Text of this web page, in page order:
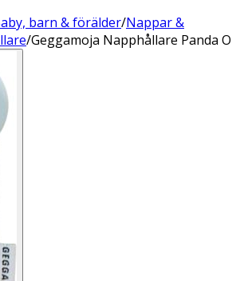
barn & förälder/Nappar &
/Geggamoja Napphållare Panda O